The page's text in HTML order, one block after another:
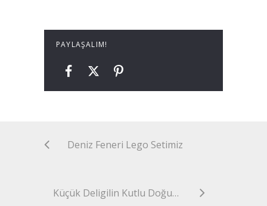
PAYLAŞALIM!
Deniz Feneri Lego Setimiz
Küçük Deligilin Kutlu Doğum Haftası